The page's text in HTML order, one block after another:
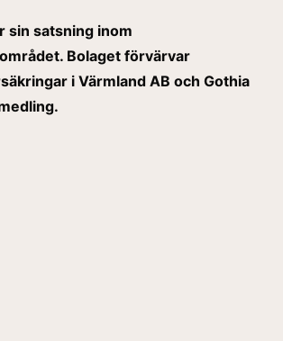
sin satsning inom
Bolaget förvärvar
i Värmland AB och Gothia